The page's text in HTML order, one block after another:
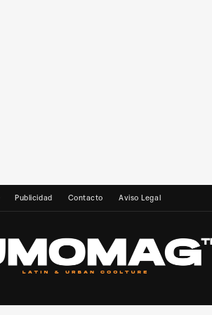
Publicidad Contacto Aviso Legal